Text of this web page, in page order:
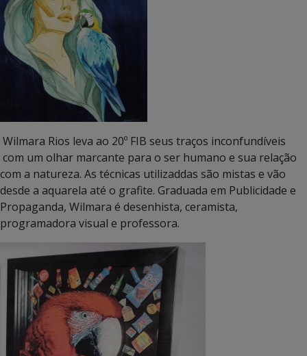
Wilmara Rios leva ao 20º FIB seus traços inconfundíveis
com um olhar marcante para o ser humano e sua relação
com a natureza. As técnicas utilizaddas são mistas e vão
desde a aquarela até o grafite. Graduada em Publicidade e
Propaganda, Wilmara é desenhista, ceramista,
programadora visual e professora.